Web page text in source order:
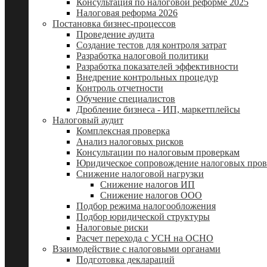
Консультация по налоговой реформе 2025
Налоговая реформа 2026
Постановка бизнес-процессов
Проведение аудита
Создание тестов для контроля затрат
Разработка налоговой политики
Разработка показателей эффективности
Внедрение контрольных процедур
Контроль отчетности
Обучение специалистов
Дробление бизнеса - ИП, маркетплейсы
Налоговый аудит
Комплексная проверка
Анализ налоговых рисков
Консультации по налоговым проверкам
Юридическое сопровождение налоговых
Снижение налоговой нагрузки
Снижение налогов ИП
Снижение налогов ООО
Подбор режима налогообложения
Подбор юридической структуры
Налоговые риски
Расчет перехода с УСН на ОСНО
Взаимодействие с налоговыми органами
Подготовка деклараций